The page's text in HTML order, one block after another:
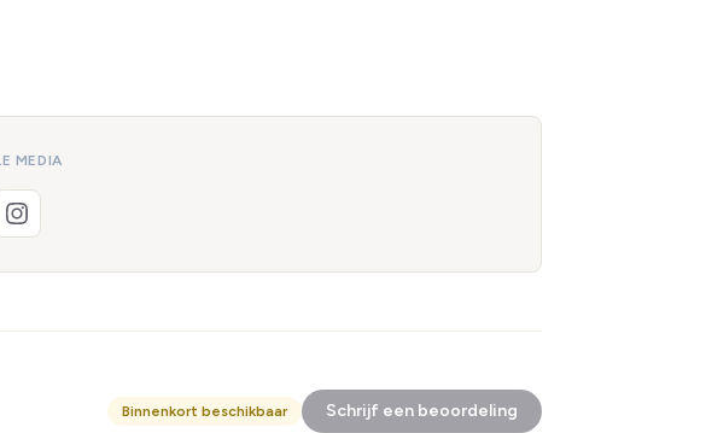
MEDIA
Binnenkort beschikbaar Schrijf een beoordeling